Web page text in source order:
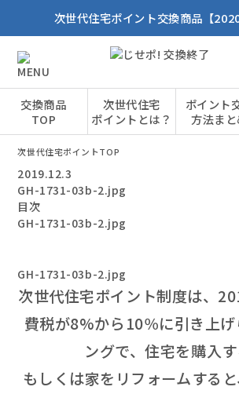
次世代住宅ポイント交換商品【
交換商品
TOP
次世代住宅
ポイントとは？
ポイント
方法まと
次世代住宅ポイントTOP
2019.12.3
GH-1731-03b-2.jpg
目次
GH-1731-03b-2.jpg
GH-1731-03b-2.jpg
次世代住宅ポイント制度は、
費税が8%から10％に引き上
ングで、住宅を購入す
もしくは家をリフォームする